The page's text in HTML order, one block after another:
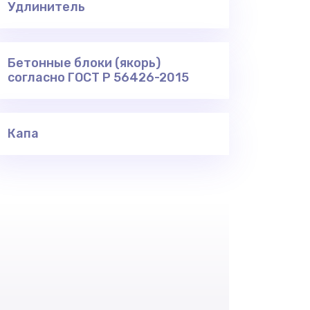
Удлинитель
Бетонные блоки (якорь)
согласно ГОСТ Р 56426-2015
Капа